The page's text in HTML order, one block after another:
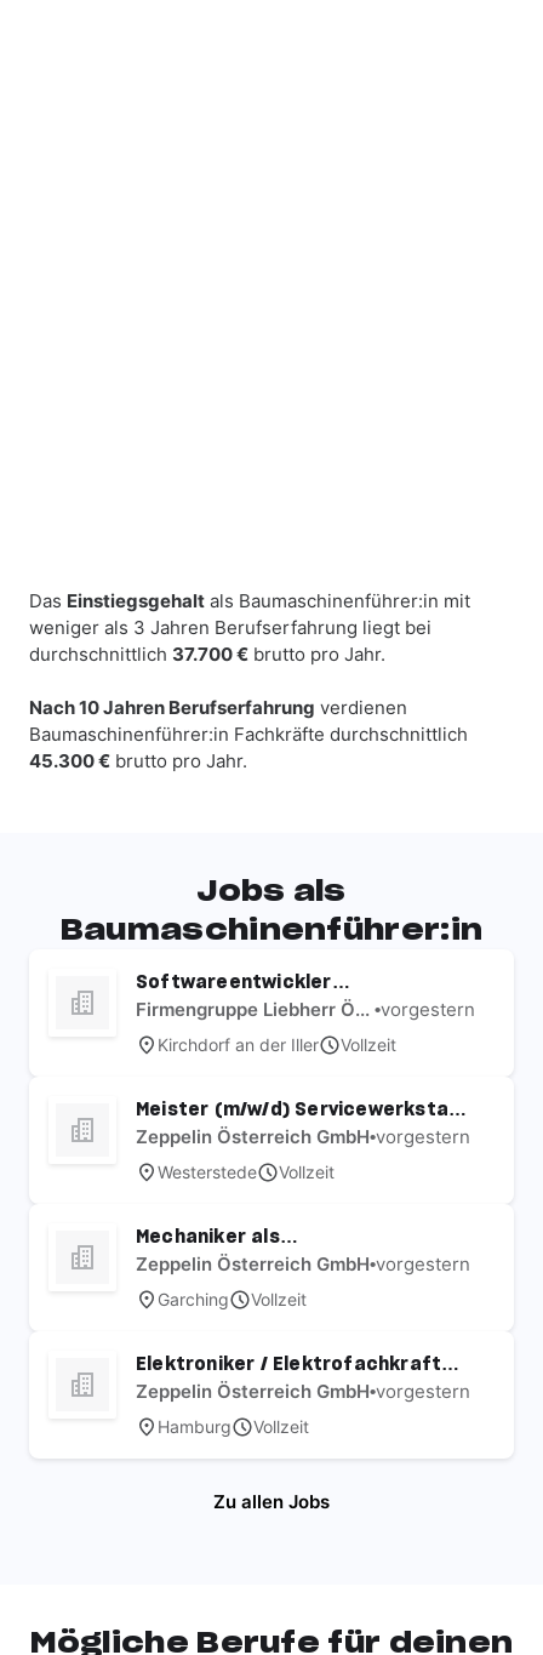
Das Einstiegsgehalt als Baumaschinenführer:in mit
weniger als 3 Jahren Berufserfahrung liegt bei
durchschnittlich 37.700 € brutto pro Jahr.
Nach 10 Jahren Berufserfahrung verdienen
Baumaschinenführer:in Fachkräfte durchschnittlich
45.300 € brutto pro Jahr.
Jobs als
Baumaschinenführer:in
Softwareentwickler
Baumaschinen (m/w/d)Firmengruppe Liebherr Österreich •vorgestern
Kirchdorf an der Iller Vollzeit
Meister (m/w/d) Servicewerkstatt
für Baumaschinen
Zeppelin Österreich GmbH•vorgestern
Westerstede Vollzeit
Mechaniker als
Mietstationstechniker
Baumaschinen & Baugeräte
(m/w/d)
Zeppelin Österreich GmbH•vorgestern
Garching Vollzeit
Elektroniker / Elektrofachkraft
(m/w/d) Baumaschinen
Zeppelin Österreich GmbH•vorgestern
Hamburg Vollzeit
Zu allen Jobs
Mögliche Berufe für deinen